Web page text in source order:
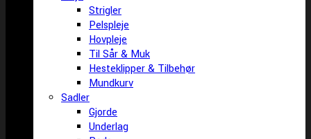
Strigler
Pelspleje
Hovpleje
Til Sår & Muk
Hesteklipper & Tilbehør
Mundkurv
Sadler
Gjorde
Underlag